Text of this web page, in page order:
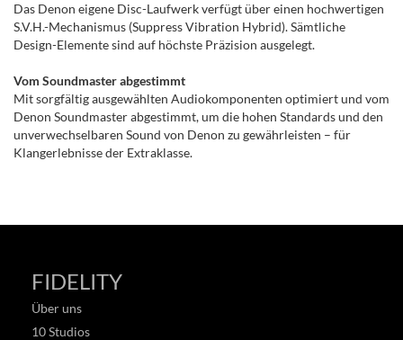
Das Denon eigene Disc-Laufwerk verfügt über einen hochwertigen
S.V.H.-Mechanismus (Suppress Vibration Hybrid). Sämtliche
Design-Elemente sind auf höchste Präzision ausgelegt.
Vom Soundmaster abgestimmt
Mit sorgfältig ausgewählten Audiokomponenten optimiert und vom
Denon Soundmaster abgestimmt, um die hohen Standards und den
unverwechselbaren Sound von Denon zu gewährleisten – für
Klangerlebnisse der Extraklasse.
FIDELITY
Über uns
10 Studios